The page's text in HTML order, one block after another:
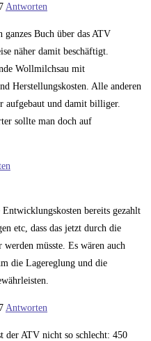
Antworten
ganzes Buch über das ATV
näher damit beschäftigt.
Wollmilchsau mit
Herstellungskosten. Alle anderen
aufgebaut und damit billiger.
sollte man doch auf
bereits gezahlt
etc, dass das jetzt durch die
müsste. Es wären auch
die Lagereglung und die
Antworten
ATV nicht so schlecht: 450